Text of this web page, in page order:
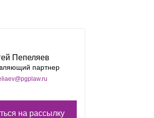
Português
Пепеляев
партнер
на рассылку